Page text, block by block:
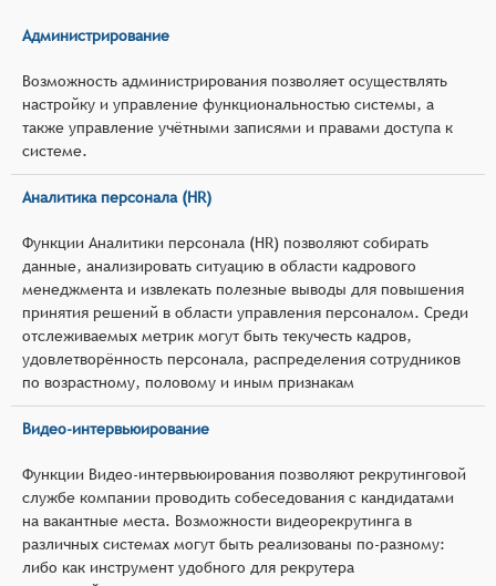
Администрирование
Возможность администрирования позволяет осуществлять
настройку и управление функциональностью системы, а
также управление учётными записями и правами доступа к
системе.
Аналитика персонала (HR)
Функции Аналитики персонала (HR) позволяют собирать
данные, анализировать ситуацию в области кадрового
менеджмента и извлекать полезные выводы для повышения
принятия решений в области управления персоналом. Среди
отслеживаемых метрик могут быть текучесть кадров,
удовлетворённость персонала, распределения сотрудников
по возрастному, половому и иным признакам
Видео-интервьюирование
Функции Видео-интервьюирования позволяют рекрутинговой
службе компании проводить собеседования с кандидатами
на вакантные места. Возможности видеорекрутинга в
различных системах могут быть реализованы по-разному:
либо как инструмент удобного для рекрутера